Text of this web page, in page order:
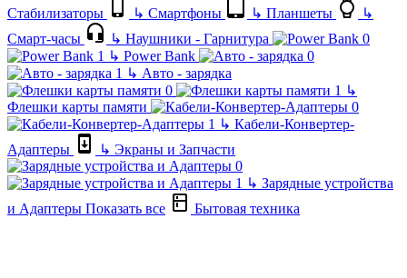
Стабилизаторы
↳ Смартфоны ↳ Планшеты
↳
Смарт-часы
↳ Наушники - Гарнитура
↳ Power Bank
↳ Авто - зарядка
↳
Флешки карты памяти
↳ Кабели-Конвертер-
Адаптеры
↳ Экраны и Запчасти
↳ Зарядные устройства
и Адаптеры Показать все Бытовая техника